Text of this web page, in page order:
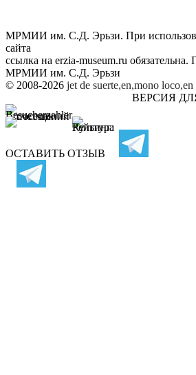
МРМИИ им. С.Д. Эрьзи. При
сайта
ссылка на erzia-museum.ru обязательна.
МРМИИ им. С.Д. Эрьзи
© 2008-2026 jet de suerte,en,mono loco,en
ВЕРСИЯ
ОСТАВИТЬ ОТЗЫВ